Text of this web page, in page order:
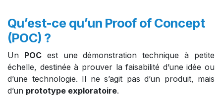
Qu’est-ce qu’un Proof of Concept
(POC) ?
Un POCest une démonstration technique à petite
échelle, destinée à prouver la faisabilité d’une idée ou
d’une technologie. Il ne s’agit pas d’un produit, mais
d’un prototype exploratoire.